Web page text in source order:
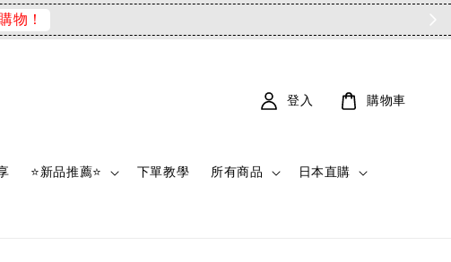
物！
⭐新品推薦⭐ 下單教學 所有商品 日本直購
登入 購物車